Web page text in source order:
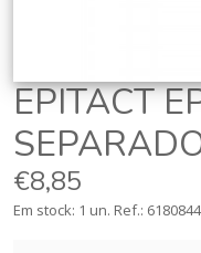
EPITACT
€8,85
Em stock: 1 un. Ref.: 6180844